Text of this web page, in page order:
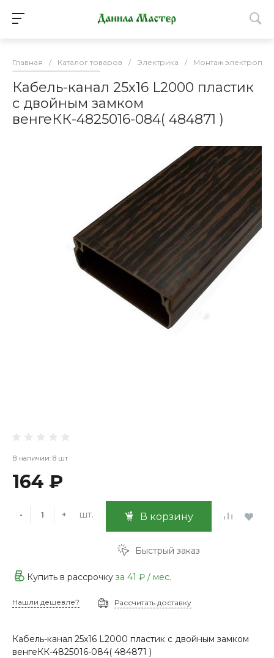
Главная / Каталог товаров / Электрика / Монтаж
Кабель-канал 25х16 L2000 пластик
с двойным замком
венгеКК-4825016-084( 484871 )
В наличии: 8 шт
164 ₽
- + шт. В корзину
Быстрый заказ
Купить в рассрочку за 41 ₽ / мес.
Нашли дешевле? Рассчитать доставку
Кабель-канал 25х16 L2000 пластик с двойным замком
венгеКК-4825016-084( 484871 )